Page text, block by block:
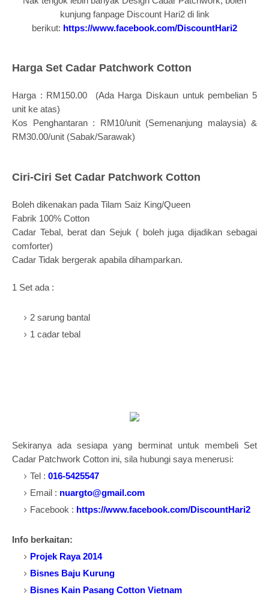
kunjung fanpage Discount Hari2 di link
berikut: https://www.facebook.com/DiscountHari2
Harga Set Cadar Patchwork Cotton
Harga : RM150.00 (Ada Harga Diskaun untuk pembelian 5
unit ke atas)
Kos Penghantaran : RM10/unit (Semenanjung malaysia) &
RM30.00/unit (Sabak/Sarawak)
Ciri-Ciri Set Cadar Patchwork Cotton
Boleh dikenakan pada Tilam Saiz King/Queen
Fabrik 100% Cotton
Cadar Tebal, berat dan Sejuk ( boleh juga dijadikan sebagai
comforter)
Cadar Tidak bergerak apabila dihamparkan.
1 Set ada :
2 sarung bantal
1 cadar tebal
Sekiranya ada sesiapa yang berminat untuk membeli Set
Cadar Patchwork Cotton ini, sila hubungi saya menerusi:
Tel : 016-5425547
Email : nuargto@gmail.com
Facebook : https://www.facebook.com/DiscountHari2
Info berkaitan:
Projek Raya 2014
Bisnes Baju Kurung
Bisnes Kain Pasang Cotton Vietnam